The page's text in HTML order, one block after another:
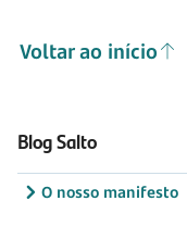
Voltar ao início
Blog Salto
O nosso manifesto